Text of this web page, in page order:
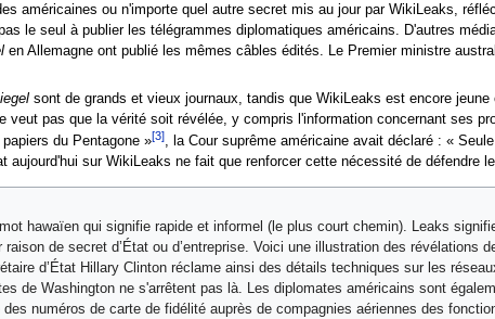
américaines ou n'importe quel autre secret mis au jour par WikiLeaks,
le seul à publier les télégrammes diplomatiques américains. D'autres
en Allemagne ont publié les mêmes câbles édités. Le Premier ministre
sont de grands et vieux journaux, tandis que WikiLeaks est encore
veut pas que la vérité soit révélée, y compris l'information concernant ses
du Pentagone »[3], la Cour suprême américaine avait déclaré : «
aujourd'hui sur WikiLeaks ne fait que renforcer cette nécessité de défendre
hawaïen qui signifie rapide et informel (le plus court chemin). Leaks
de secret d’État ou d’entreprise. Voici une illustration des révélations
d’État Hillary Clinton réclame ainsi des détails techniques sur les
de Washington ne s'arrêtent pas là. Les diplomates américains sont
numéros de carte de fidélité auprès de compagnies aériennes des